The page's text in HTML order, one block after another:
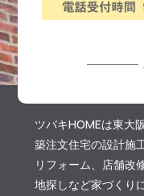
ツバキHOMEは東大
築注文住宅の設計施
リフォーム、店舗改
地探しなど家づくり